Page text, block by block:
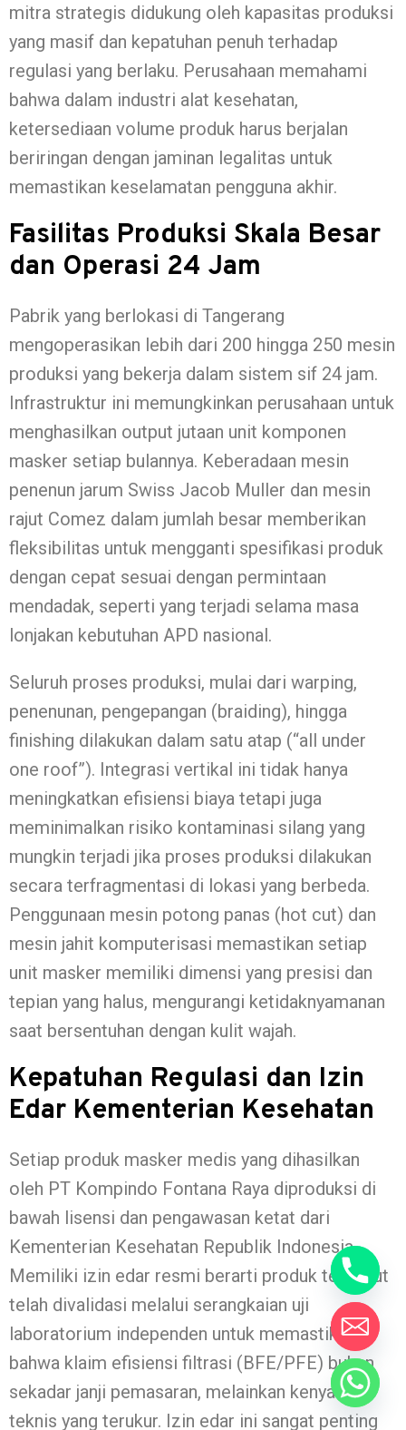
mitra strategis didukung oleh kapasitas produksi
yang masif dan kepatuhan penuh terhadap
regulasi yang berlaku. Perusahaan memahami
bahwa dalam industri alat kesehatan,
ketersediaan volume produk harus berjalan
beriringan dengan jaminan legalitas untuk
memastikan keselamatan pengguna akhir.
Fasilitas Produksi Skala Besar
dan Operasi 24 Jam
Pabrik yang berlokasi di Tangerang
mengoperasikan lebih dari 200 hingga 250 mesin
produksi yang bekerja dalam sistem sif 24 jam.
Infrastruktur ini memungkinkan perusahaan untuk
menghasilkan output jutaan unit komponen
masker setiap bulannya. Keberadaan mesin
penenun jarum Swiss Jacob Muller dan mesin
rajut Comez dalam jumlah besar memberikan
fleksibilitas untuk mengganti spesifikasi produk
dengan cepat sesuai dengan permintaan
mendadak, seperti yang terjadi selama masa
lonjakan kebutuhan APD nasional.
Seluruh proses produksi, mulai dari warping,
penenunan, pengepangan (braiding), hingga
finishing dilakukan dalam satu atap (“all under
one roof”). Integrasi vertikal ini tidak hanya
meningkatkan efisiensi biaya tetapi juga
meminimalkan risiko kontaminasi silang yang
mungkin terjadi jika proses produksi dilakukan
secara terfragmentasi di lokasi yang berbeda.
Penggunaan mesin potong panas (hot cut) dan
mesin jahit komputerisasi memastikan setiap
unit masker memiliki dimensi yang presisi dan
tepian yang halus, mengurangi ketidaknyamanan
saat bersentuhan dengan kulit wajah.
Kepatuhan Regulasi dan Izin
Edar Kementerian Kesehatan
Setiap produk masker medis yang dihasilkan
oleh PT Kompindo Fontana Raya diproduksi di
bawah lisensi dan pengawasan ketat dari
Kementerian Kesehatan Republik Indonesia.
Memiliki izin edar resmi berarti produk tersebut
telah divalidasi melalui serangkaian uji
laboratorium independen untuk memastikan
bahwa klaim efisiensi filtrasi (BFE/PFE) bukan
sekadar janji pemasaran, melainkan kenyataan
teknis yang terukur. Izin edar ini sangat penting